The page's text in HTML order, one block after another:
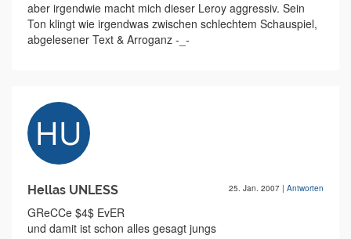
aber irgendwie macht mich dieser Leroy aggressiv. Sein
Ton klingt wie irgendwas zwischen schlechtem Schauspiel,
abgelesener Text & Arroganz -_-
Hellas UNLESS 25. Jan. 2007 | Antworten
GReCCe $4$ EvER
und damit ist schon alles gesagt jungs